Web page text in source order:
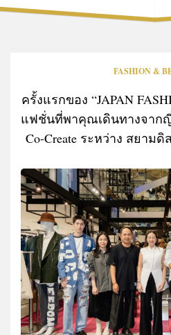
FASHION &
ครั้งแรกของ “JAPAN
แฟชั่นที่พาคุณเดินทางจาก
Co-Create ระหว่าง สยาม